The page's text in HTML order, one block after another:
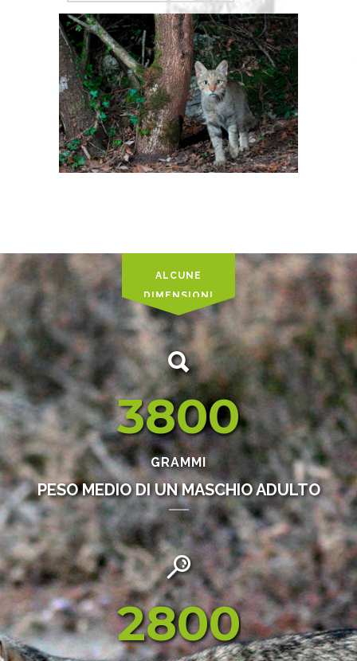
SCOPRI DI PIÙ
ALCUNE
DIMENSIONI
3800
GRAMMI
PESO MEDIO DI UN MASCHIO ADULTO
2800